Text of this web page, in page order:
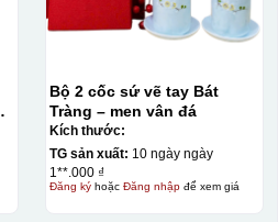
Bộ 2 cốc sứ vẽ tay Bát
Tràng – men vân đá
Kích thước:
TG sản xuất: 10 ngày ngày
1**.000 ₫
Đăng kýhoặc Đăng nhậpđể xem giá